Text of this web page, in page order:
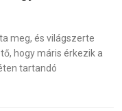
meg, és világszerte
hogy máris érkezik a
tartandó